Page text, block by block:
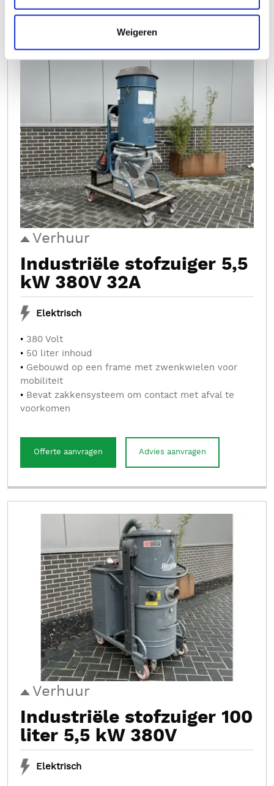
Weigeren
Verhuur
Industriële stofzuiger 5,5
kW 380V 32A
Elektrisch
380 Volt
50 liter inhoud
Gebouwd op een frame met zwenkwielen voor
mobiliteit
Bevat zakkensysteem om contact met afval te
voorkomen
Offerte aanvragen Advies aanvragen
Verhuur
Industriële stofzuiger 100
liter 5,5 kW 380V
Elektrisch